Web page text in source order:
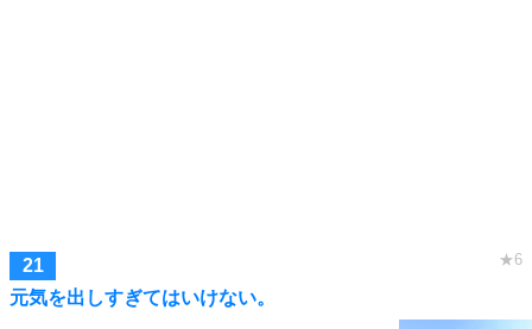
元気を出しすぎてはいけない。